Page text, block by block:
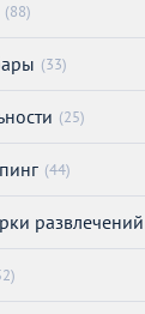
(88)
(33)
(25)
(44)
развлечений